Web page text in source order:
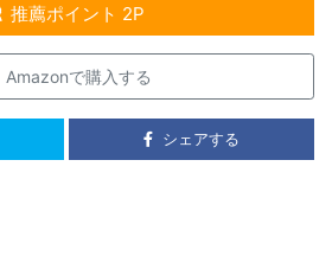
推薦ポイント 2P
Amazonで購入する
シェアする